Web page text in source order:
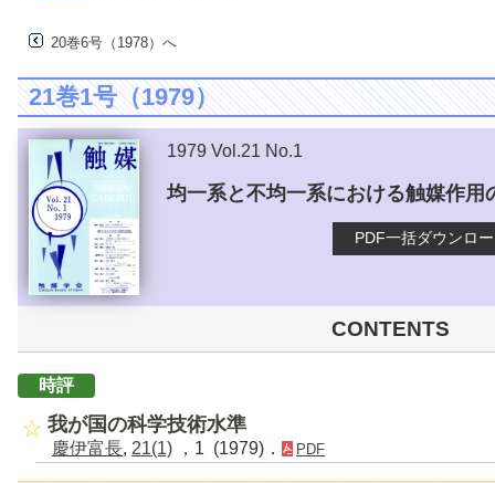
20巻6号（1978）へ
21巻1号（1979）
1979 Vol.21 No.1
均一系と不均一系における触媒作用
PDF一括ダウンロ
CONTENTS
時評
我が国の科学技術水準
慶伊富長, 21(1) ，1 (1979)． PDF